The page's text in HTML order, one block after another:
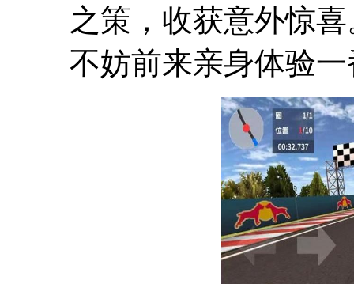
之策，收获意外惊
不妨前来亲身体验